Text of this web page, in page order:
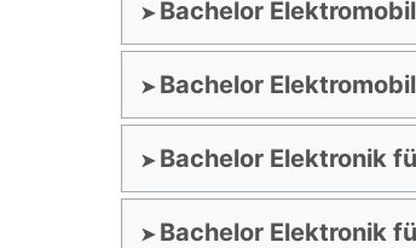
Bachelor
Bachelor
Bachelor Elektronik
Bachelor Elektronik